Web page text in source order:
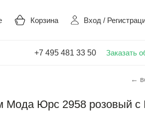
Корзина Вход /
+7 495 481 33 50 Заказать
←
Юрс 2958 розовый с